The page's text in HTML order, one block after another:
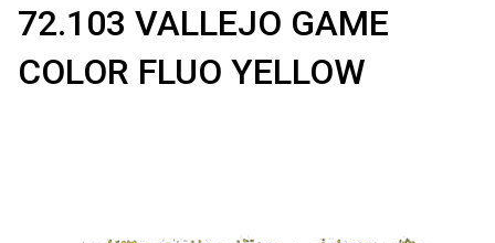
72.103 VALLEJO GAME
COLOR FLUO YELLOW